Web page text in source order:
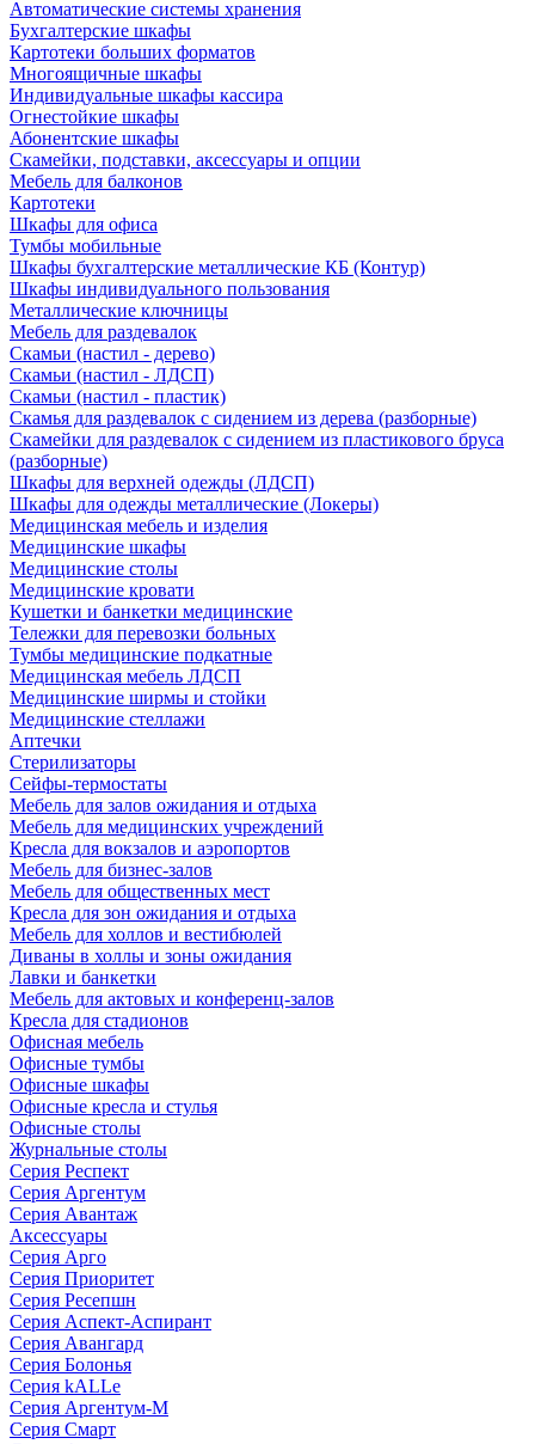
Автоматические системы хранения
Бухгалтерские шкафы
Картотеки больших форматов
Многоящичные шкафы
Индивидуальные шкафы кассира
Огнестойкие шкафы
Абонентские шкафы
Скамейки, подставки, аксессуары и опции
Мебель для балконов
Картотеки
Шкафы для офиса
Тумбы мобильные
Шкафы бухгалтерские металлические КБ (Контур)
Шкафы индивидуального пользования
Металлические ключницы
Мебель для раздевалок
Скамьи (настил - дерево)
Скамьи (настил - ЛДСП)
Скамьи (настил - пластик)
Скамья для раздевалок с сидением из дерева (разборные)
Скамейки для раздевалок с сидением из пластикового бруса
(разборные)
Шкафы для верхней одежды (ЛДСП)
Шкафы для одежды металлические (Локеры)
Медицинская мебель и изделия
Медицинские шкафы
Медицинские столы
Медицинские кровати
Кушетки и банкетки медицинские
Тележки для перевозки больных
Тумбы медицинские подкатные
Медицинская мебель ЛДСП
Медицинские ширмы и стойки
Медицинские стеллажи
Аптечки
Стерилизаторы
Сейфы-термостаты
Мебель для залов ожидания и отдыха
Мебель для медицинских учреждений
Кресла для вокзалов и аэропортов
Мебель для бизнес-залов
Мебель для общественных мест
Кресла для зон ожидания и отдыха
Мебель для холлов и вестибюлей
Диваны в холлы и зоны ожидания
Лавки и банкетки
Мебель для актовых и конференц-залов
Кресла для стадионов
Офисная мебель
Офисные тумбы
Офисные шкафы
Офисные кресла и стулья
Офисные столы
Журнальные столы
Серия Респект
Серия Аргентум
Серия Авантаж
Аксессуары
Серия Арго
Серия Приоритет
Серия Ресепшн
Серия Аспект-Аспирант
Серия Авангард
Серия Болонья
Серия kALLe
Серия Аргентум-М
Серия Смарт